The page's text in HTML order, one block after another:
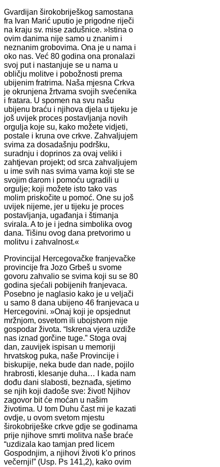
Gvardijan širokobriješkog samostana
fra Ivan Marić uputio je prigodne riječi
na kraju sv. mise zadušnice. »Istina o
ovim danima nije samo u znanim i
neznanim grobovima. Ona je u nama i
oko nas. Već 80 godina ona pronalazi
svoj put i nastanjuje se u nama u
obličju molitve i pobožnosti prema
ubijenim fratrima. Naša mjesna Crkva
je okrunjena žrtvama svojih svećenika
i fratara. U spomen na svu našu
ubijenu braću i njihova djela u tijeku je
još uvijek proces postavljanja novih
orgulja koje su, kako možete vidjeti,
postale i kruna ove crkve. Zahvaljujem
svima za dosadašnju podršku,
suradnju i doprinos za ovaj veliki i
zahtjevan projekt; od srca zahvaljujem
u ime svih nas svima vama koji ste se
svojim darom i pomoću ugradili u
orgulje; koji možete isto tako vas
molim priskočite u pomoć. One su još
uvijek nijeme, jer u tijeku je proces
postavljanja, ugađanja i štimanja
svirala. A to je i jedna simbolika ovog
dana. Tišinu ovog dana pretvorimo u
molitvu i zahvalnost.«
Provincijal Hercegovačke franjevačke
provincije fra Jozo Grbeš u svome
govoru zahvalio se svima koji su se 80
godina sjećali pobijenih franjevaca.
Posebno je naglasio kako je u veljači
u samo 8 dana ubijeno 46 franjevaca u
Hercegovini. »Onaj koji je opsjednut
mržnjom, osvetom ili ubojstvom nije
gospodar života. “Iskrena vjera uzdiže
nas iznad gorčine tuge.” Stoga ovaj
dan, zauvijek ispisan u memoriji
hrvatskog puka, naše Provincije i
biskupije, neka bude dan nade, pojilo
hrabrosti, klesanje duha… I kada nam
dođu dani slabosti, beznađa, sjetimo
se njih koji dadoše sve: život! Njihov
zagovor bit će moćan u našim
životima. U tom Duhu čast mi je kazati
ovdje, u ovom svetom mjestu
širokobriješke crkve gdje se godinama
prije njihove smrti molitva naše braće
“uzdizala kao tamjan pred licem
Gospodnjim, a njihovi životi k’o prinos
večernji!” (Usp. Ps 141,2), kako ovim